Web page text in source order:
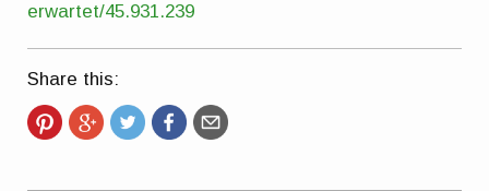
erwartet/45.931.239
Share this: